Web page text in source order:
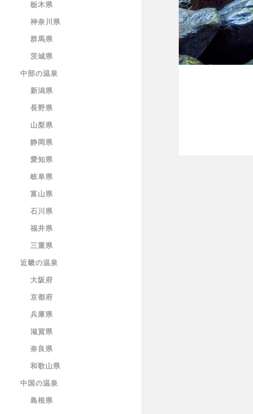
栃木県
神奈川県
群馬県
茨城県
中部の温泉
新潟県
長野県
山梨県
静岡県
愛知県
岐阜県
富山県
石川県
福井県
三重県
近畿の温泉
大阪府
京都府
兵庫県
滋賀県
奈良県
和歌山県
中国の温泉
島根県